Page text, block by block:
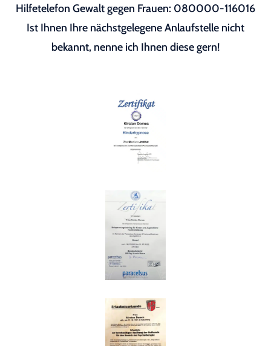
Hilfetelefon Gewalt gegen Frauen: 080000-116016
Ist Ihnen Ihre nächstgelegene Anlaufstelle nicht
bekannt, nenne ich Ihnen diese gern!